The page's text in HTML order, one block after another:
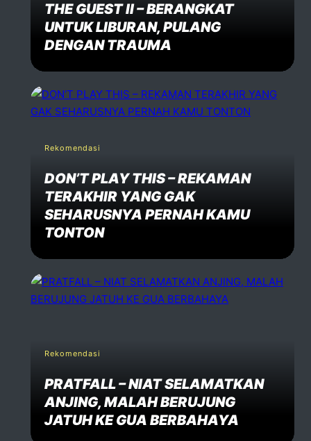
THE GUEST II – BERANGKAT
UNTUK LIBURAN, PULANG
DENGAN TRAUMA
Rekomendasi
DON’T PLAY THIS – REKAMAN
TERAKHIR YANG GAK
SEHARUSNYA PERNAH KAMU
TONTON
Rekomendasi
PRATFALL – NIAT SELAMATKAN
ANJING, MALAH BERUJUNG
JATUH KE GUA BERBAHAYA